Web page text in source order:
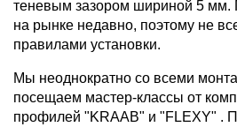
теневым зазором шириной 5 мм.
на рынке недавно, поэтому не
правилами установки.
Мы неоднократно со всеми
посещаем мастер-классы от
профилей "KRAAB" и "FLEXY" .